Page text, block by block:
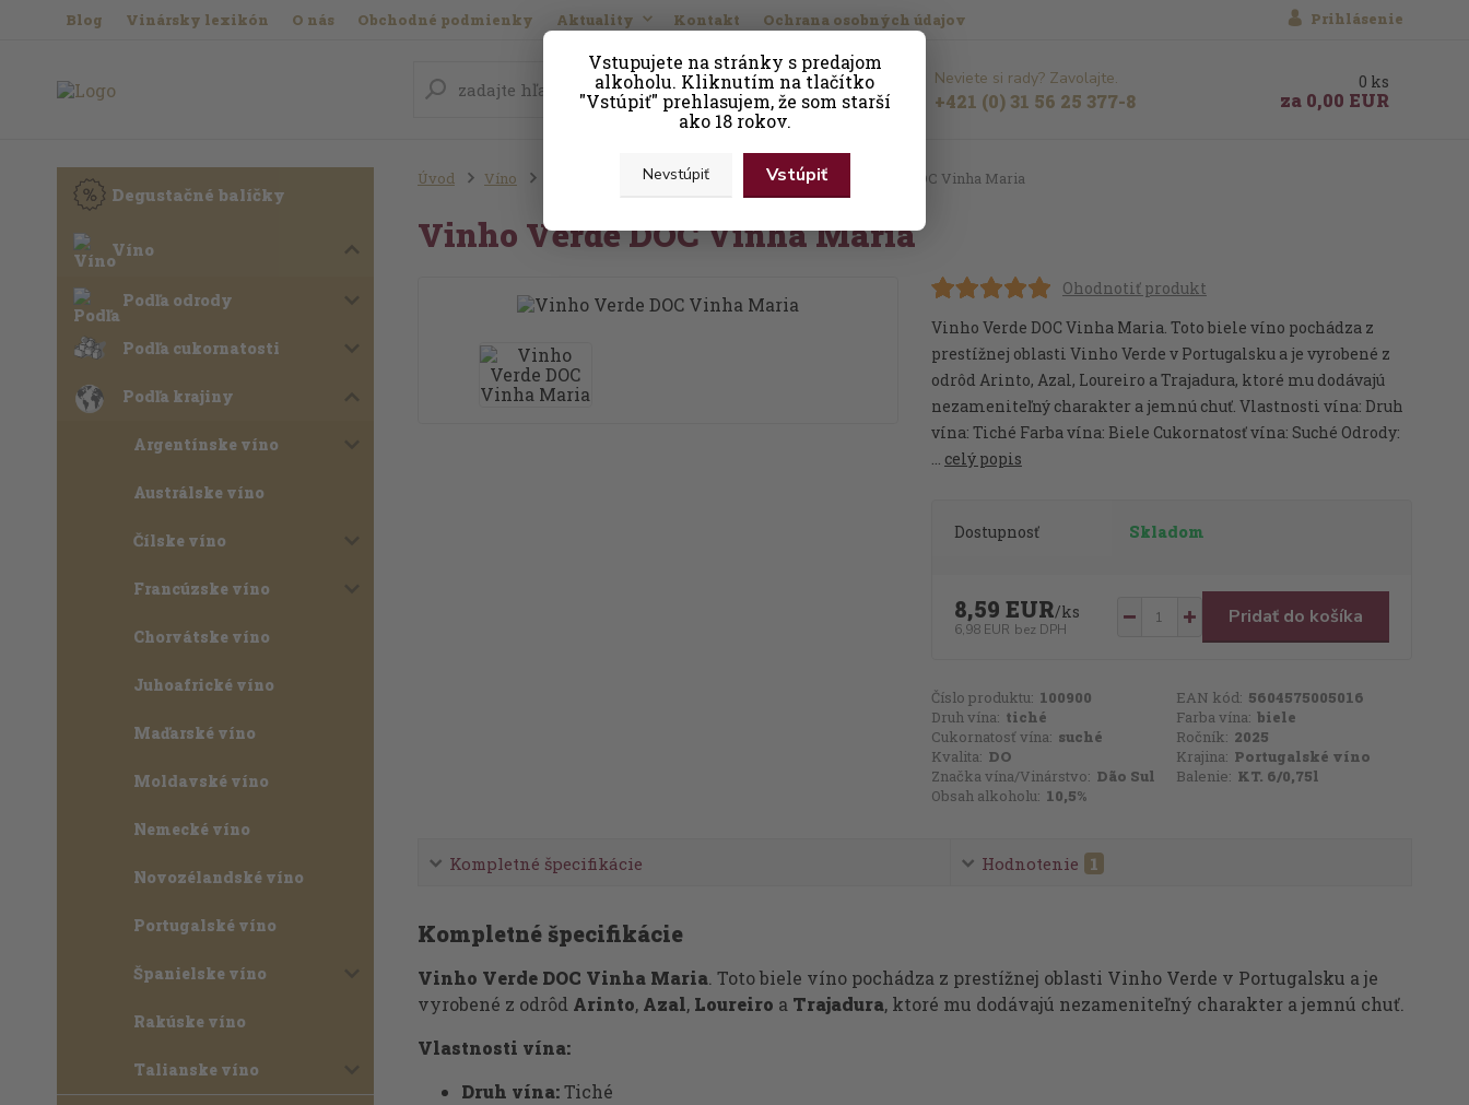
Vstupujete na stránky s predajom
alkoholu. Kliknutím na tlačítko
"Vstúpiť" prehlasujem, že som starší
ako 18 rokov.
Nevstúpiť Vstúpiť
Blog Vinársky lexikón O nás Obchodné podmienky Aktuality Kontakt Ochrana osobných údajov Prihlásenie
Hľadať Neviete si rady? Zavolajte.
+421 (0) 31 56 25 377-8
0 ks
za0,00 EUR
Degustačné balíčky
Víno
Podľa odrody
Podľa cukornatosti
Podľa krajiny
Argentínske víno
Austrálske víno
Čílske víno
Francúzske víno
Chorvátske víno
Juhoafrické víno
Maďarské víno
Moldavské víno
Nemecké víno
Novozélandské víno
Portugalské víno
Španielske víno
Rakúske víno
Talianske víno
Úvod Víno Portugalské víno Vinho Verde DOC Vinha Maria
Vinho Verde DOC Vinha Maria
Ohodnotiť produkt
Vinho Verde DOC Vinha Maria. Toto biele víno pochádza z
prestížnej oblasti Vinho Verde v Portugalsku a je vyrobené z
odrôd Arinto, Azal, Loureiro a Trajadura, ktoré mu dodávajú
nezameniteľný charakter a jemnú chuť. Vlastnosti vína: Druh
vína: Tiché Farba vína: Biele Cukornatosť vína: Suché Odrody:
... celý popis
Dostupnosť Skladom
8,59 EUR/ks
6,98 EUR bez DPH
Pridať do košíka
Číslo produktu: 100900 EAN kód: 5604575005016
Druh vína: tiché Farba vína: biele
Cukornatosť vína: suché Ročník: 2025
Kvalita: DO Krajina: Portugalské víno
Značka vína/Vinárstvo: Dão Sul Balenie: KT. 6/0,75l
Obsah alkoholu: 10,5%
Kompletné špecifikácie Hodnotenie 1
Kompletné špecifikácie
Vinho Verde DOC Vinha Maria. Toto biele víno pochádza z prestížnej oblasti Vinho Verde v Portugalsku a je
vyrobené z odrôd Arinto, Azal, Loureiro a Trajadura, ktoré mu dodávajú nezameniteľný charakter a jemnú chuť.
Vlastnosti vína:
Druh vína:Tiché